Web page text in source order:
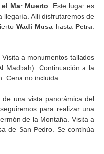
Mar Muerto . Este lugar es
llegaría. Allí disfrutaremos de
Wadi Musa hasta Petra
a monumentos tallados
Madbah). Continuación a la
Cena no incluida.
de una vista panorámica del
seguiremos para realizar una
de la Montaña. Visita a
de San Pedro. Se continúa